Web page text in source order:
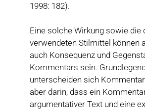
1998: 182).
Eine solche Wirkung sowie die
verwendeten Stilmittel können
auch Konsequenz und
Kommentars sein. Grundlegend
unterscheiden sich
aber darin, dass ein
argumentativer Text und eine